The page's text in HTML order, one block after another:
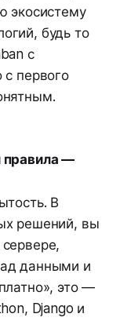
экосистему
будь то
с
первого
правила —
В
решений, вы
данными и
это —
Django и